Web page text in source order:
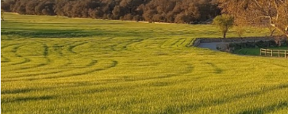
S
T
A